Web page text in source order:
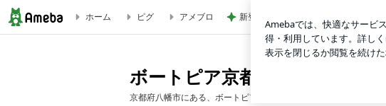
ご案内とお詫び：シャトルバス運行終了のお知らせ | ボートピア京都やわ
ホーム ピグ アメブロ 新登場したカフェテリアの夏メニュー
ボートピア京都やわた（やわ
京都府八幡市にある、ボートピア京都やわたのブログです！